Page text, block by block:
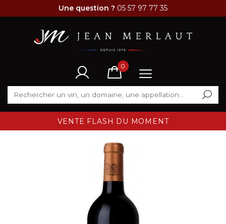
Une question ? 05 57 97 77 35
0
VENTE FLASH DU MOMENT